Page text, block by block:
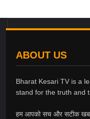
ABOUT US
Bharat Kesari TV is a
stand for the truth and
हम आपको सच और सटीक खबरें